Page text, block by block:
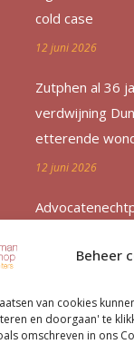
Beheer
van cookies
en doorgaan' te
omschreven in ons
cold case
12 juni 2026
Zutphen al 36
verdwijning
etterende
12 juni 2026
excessief
Van